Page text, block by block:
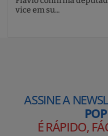
vice em su...
ASSINE A
É RÁPIDO,